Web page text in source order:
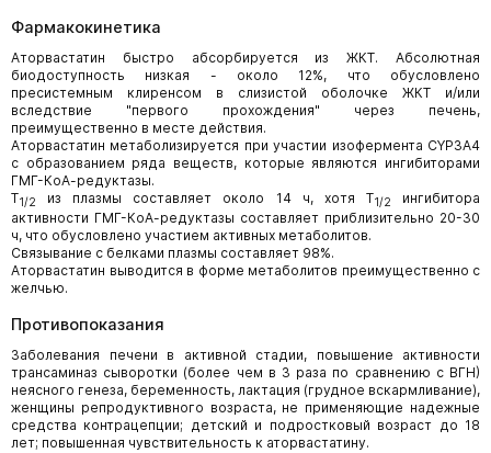
Фармакокинетика
Аторвастатин быстро абсорбируется из ЖКТ. Абсолютная
биодоступность низкая - около 12%, что обусловлено
пресистемным клиренсом в слизистой оболочке ЖКТ и/или
вследствие "первого прохождения" через печень,
преимущественно в месте действия.
Аторвастатин метаболизируется при участии изофермента CYP3A4
с образованием ряда веществ, которые являются ингибиторами
ГМГ-КоА-редуктазы.
T1/2 из плазмы составляет около 14 ч, хотя T1/2
ингибитора
активности ГМГ-КоА-редуктазы составляет приблизительно 20-30
ч, что обусловлено участием активных метаболитов.
Связывание с белками плазмы составляет 98%.
Аторвастатин выводится в форме метаболитов преимущественно с
желчью.
Противопоказания
Заболевания печени в активной стадии, повышение активности
трансаминаз сыворотки (более чем в 3 раза по сравнению с ВГН)
неясного генеза, беременность, лактация (грудное вскармливание),
женщины репродуктивного возраста, не применяющие надежные
средства контрацепции; детский и подростковый возраст до 18
лет; повышенная чувствительность к аторвастатину.